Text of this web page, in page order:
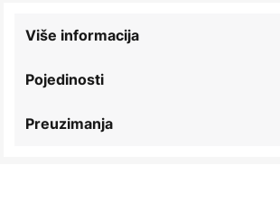
Pojedinosti
Više informacija
Preuzimanja